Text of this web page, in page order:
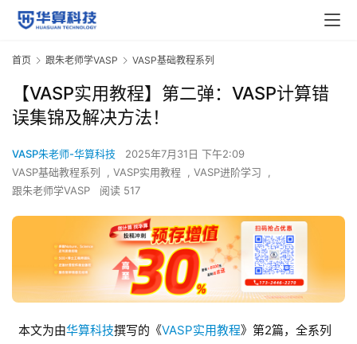
首页 跟朱老师学VASP VASP基础教程系列
【VASP实用教程】第二弹：VASP计算错
误集锦及解决方法！
VASP朱老师-华算科技
2025年7月31日 下午2:09
VASP基础教程系列
, VASP实用教程 , VASP进阶学习
,
跟朱老师学VASP
阅读 517
本文为由华算科技撰写的《VASP实用教程》第2篇，全系列